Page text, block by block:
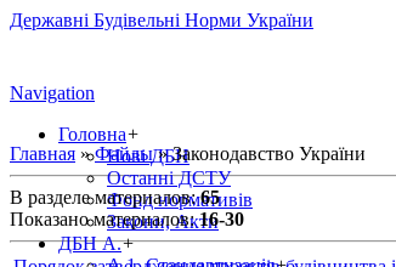
Державні Будівельні Норми України
Navigation
Головна+
Нові ДБН
Останні ДСТУ
Фонд нормативів
Закони, Акти
ДБН А.+
Главная »Файлы» Законодавство України
В разделе материалов:65
Показано материалов:16-30